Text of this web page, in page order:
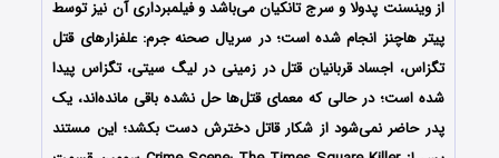
از وینسنت پدولا و سرج تانکیان می‌باشد و فیلمبرداری آن نیز توسط
پیتر هاچنز انجام شده است؛ در سریال صحنه جرم: علفزارهای قتل
تگزاس، اجساد قربانیان قتل در زمینی در لیگ سیتی، تگزاس پیدا
شده است؛ در حالی که معمای قتل‌ها حل نشده باقی مانده‌اند، یک
پدر حاضر نمی‌شود از شکار قاتل دخترش دست بکشد؛ این مستند